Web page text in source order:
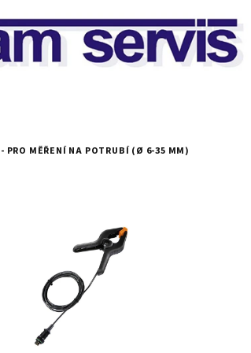
PRO MĚŘENÍ NA POTRUBÍ (Ø 6-35 MM)